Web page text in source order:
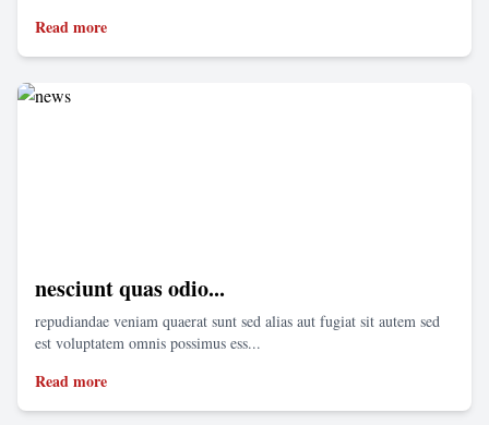
Read more
nesciunt quas odio...
repudiandae veniam quaerat sunt sed alias aut fugiat sit autem sed
est voluptatem omnis possimus ess...
Read more